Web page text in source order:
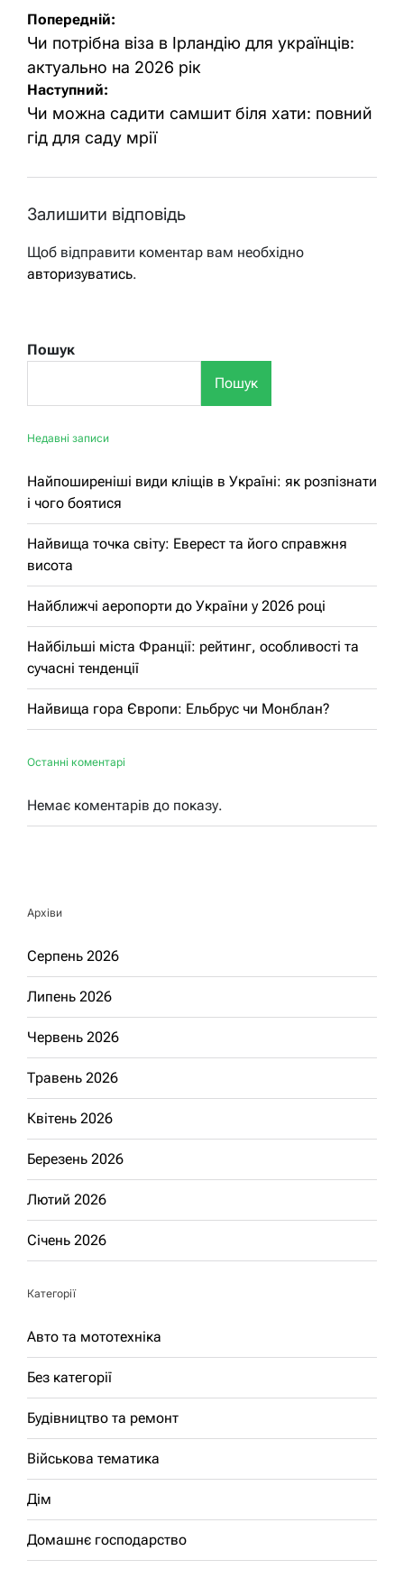
Навігація
записів
Попередній:
Чи потрібна віза в Ірландію для українців:
актуально на 2026 рік
Наступний:
Чи можна садити самшит біля хати: повний
гід для саду мрії
Залишити відповідь
Щоб відправити коментар вам необхідно
авторизуватись.
Пошук
Пошук
Недавні записи
Найпоширеніші види кліщів в Україні: як розпізнати
і чого боятися
Найвища точка світу: Еверест та його справжня
висота
Найближчі аеропорти до України у 2026 році
Найбільші міста Франції: рейтинг, особливості та
сучасні тенденції
Найвища гора Європи: Ельбрус чи Монблан?
Останні коментарі
Немає коментарів до показу.
Архіви
Серпень 2026
Липень 2026
Червень 2026
Травень 2026
Квітень 2026
Березень 2026
Лютий 2026
Січень 2026
Категорії
Авто та мототехніка
Без категорії
Будівництво та ремонт
Військова тематика
Дім
Домашнє господарство